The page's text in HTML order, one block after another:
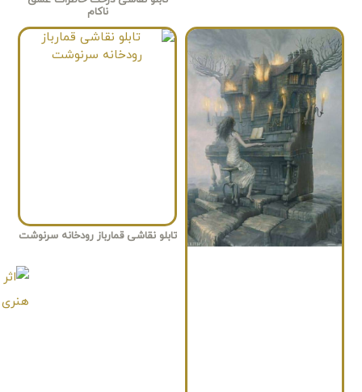
ناکام
تابلو نقاشی قمارباز رودخانه سرنوشت